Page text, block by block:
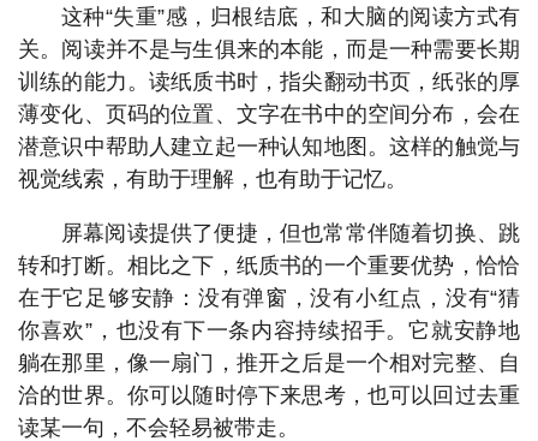
这种“失重”感，归根结底，和大脑的阅读方式有
关。阅读并不是与生俱来的本能，而是一种需要长期
训练的能力。读纸质书时，指尖翻动书页，纸张的厚
薄变化、页码的位置、文字在书中的空间分布，会在
潜意识中帮助人建立起一种认知地图。这样的触觉与
视觉线索，有助于理解，也有助于记忆。
屏幕阅读提供了便捷，但也常常伴随着切换、跳
转和打断。相比之下，纸质书的一个重要优势，恰恰
在于它足够安静：没有弹窗，没有小红点，没有“猜
你喜欢”，也没有下一条内容持续招手。它就安静地
躺在那里，像一扇门，推开之后是一个相对完整、自
洽的世界。你可以随时停下来思考，也可以回过去重
读某一句，不会轻易被带走。